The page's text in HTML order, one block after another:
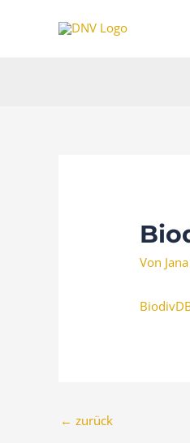
Von
← zurück